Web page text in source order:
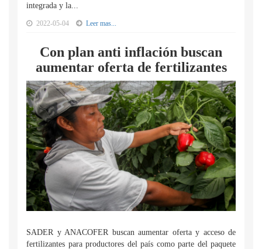
integrada y la...
2022-05-04 Leer mas...
Con plan anti inflación buscan
aumentar oferta de fertilizantes
SADER y ANACOFER buscan aumentar oferta y acceso de
fertilizantes para productores del país como parte del paquete